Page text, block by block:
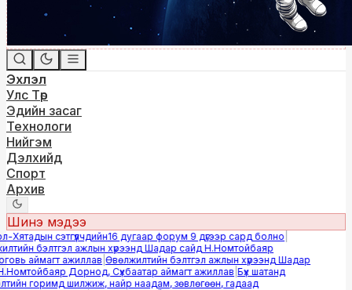
Эхлэл
Улс Төр
Эдийн засаг
Технологи
Нийгэм
Дэлхийд
Спорт
Архив
Шинэ мэдээ
сэтгүүлчдийн16 дугаар форум 9 дүгээр сард болно|
бэлтгэл ажлын хүрээнд Шадар сайд Н.Номтойбаяр
аймагт ажиллав|Өвөлжилтийн бэлтгэл ажлын хүрээнд Шадар
Дорнод, Сүхбаатар аймагт ажиллав|Бүх шатанд
горимд шилжиж, найр наадам, зөвлөгөөн, гадаад